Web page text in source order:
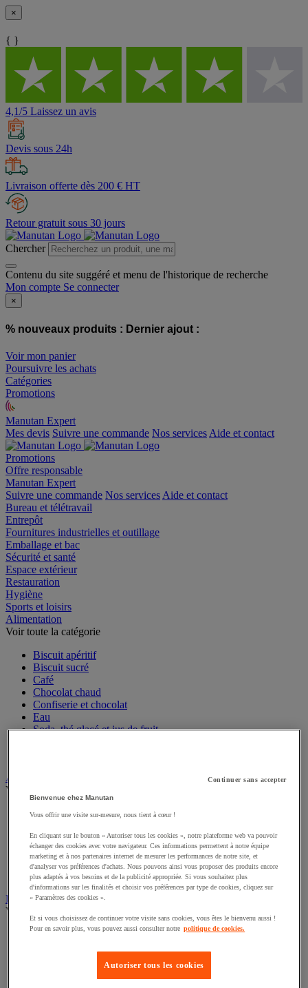
×
{ }
4,1/5 Laissez un avis
Devis sous 24h
Livraison offerte dès 200 € HT
Retour gratuit sous 30 jours
Chercher
Contenu du site suggéré et menu de l'historique de recherche
Mon compte Se connecter
×
% nouveaux produits : Dernier ajout :
Voir mon panier
Poursuivre les achats
Catégories
Promotions
Manutan Expert
offre reconditionnée
Mes devis Suivre une commande Nos services
Promotions
Offre responsable
Manutan Expert
Suivre une commande
Bureau et télétravail
Entrepôt
Fournitures industrielles et outillage
Emballage et bac
Sécurité et santé
Espace extérieur
Restauration
Hygiène
Sports et loisirs
Alimentation
Biscuit apéritif
Biscuit sucré
Café
Chocolat chaud
Confiserie et chocolat
Eau
Art de la table
Voir toute la catégorie
Linge de table et de cuisine
Menu et affichage
Vaisselle jetable pour professionnels
Vaisselle professionnelle pour restauration
Vaisselle réutilisable pour professionnels
Batterie de cuisine
Voir toute la catégorie
Marmite, cocotte et faitout
Continuer sans accepter
Bienvenue chez Manutan
Vous offrir une visite sur-mesure, nous tient à cœur !
En cliquant sur le bouton « Autoriser tous les cookies », notre plateforme web va pouvoir
échanger des cookies avec votre navigateur. Ces informations permettent à notre équipe
marketing et à nos partenaires internet de mesurer les performances de notre site, et
d'analyser vos préférences d'achats. Nous pouvons ainsi vous proposer des produits encore
plus adaptés à vos besoins et de la publicité appropriée. Si vous souhaitez plus
d'informations sur les finalités et choisir vos préférences par type de cookies, cliquez sur
« Paramètres des cookies ».
Et si vous choisissez de continuer votre visite sans cookies, vous êtes le bienvenu aussi !
Pour en savoir plus, vous pouvez aussi consulter notre politique de cookies.
Autoriser tous les cookies